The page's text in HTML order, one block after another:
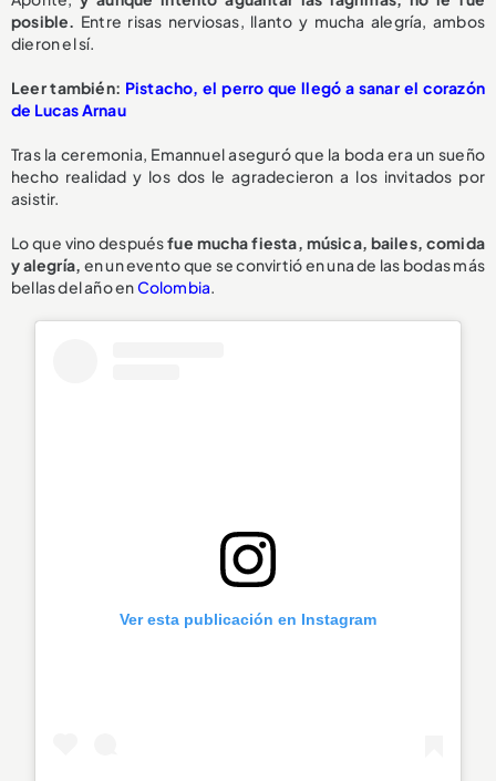
posible. Entre risas nerviosas, llanto y mucha alegría, ambos
dieron el sí.
Leer también: Pistacho, el perro que llegó a sanar el corazón
de Lucas Arnau
Tras la ceremonia, Emannuel aseguró que la boda era un sueño
hecho realidad y los dos le agradecieron a los invitados por
asistir.
Lo que vino despuésfue mucha fiesta, música, bailes, comida
y alegría, en un evento que se convirtió en una de las bodas más
bellas del año enColombia.
Ver esta publicación en Instagram